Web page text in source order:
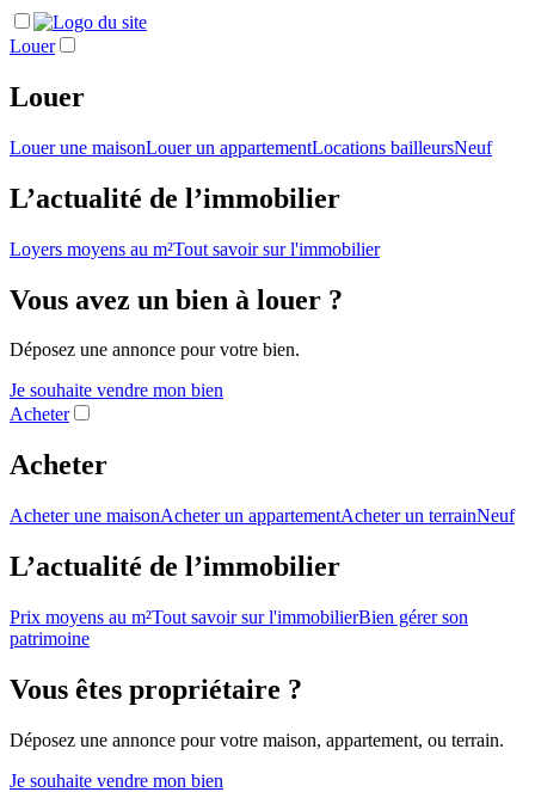
Louer
Louer
Louer une maisonLouer un appartementLocations bailleursNeuf
L’actualité de l’immobilier
Loyers moyens au m²Tout savoir sur l'immobilier
Vous avez un bien à louer ?
Déposez une annonce pour votre bien.
Je souhaite vendre mon bien
Acheter
Acheter
Acheter une maisonAcheter un appartementAcheter un terrainNeuf
L’actualité de l’immobilier
Prix moyens au m²Tout savoir sur l'immobilierBien gérer son
patrimoine
Vous êtes propriétaire ?
Déposez une annonce pour votre maison, appartement, ou terrain.
Je souhaite vendre mon bien